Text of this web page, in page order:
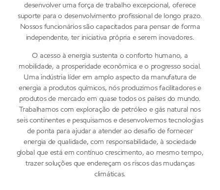
desenvolver uma força de trabalho excepcional, oferece
suporte para o desenvolvimento profissional de longo prazo.
Nossos funcionários são capacitados para pensar de forma
independente, ter iniciativa própria e serem inovadores.
O acesso à energia sustenta o conforto humano, a
mobilidade, a prosperidade econômica e o progresso social.
Uma indústria líder em amplo aspecto da manufatura de
energia a produtos químicos, nós produzimos facilitadores e
produtos de mercado em quase todos os países do mundo.
Trabalhamos com exploração de petróleo e gás natural nos
seis continentes e pesquisamos e desenvolvemos tecnologias
de ponta para ajudar a atender ao desafio de fornecer
energia de qualidade, com responsabilidade, à sociedade
global que está em contínuo crescimento, ao mesmo tempo,
trazer soluções que endereçam os riscos das mudanças
climáticas.